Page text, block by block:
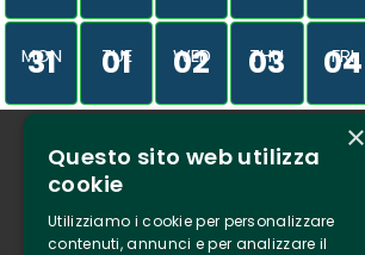
MON
31 TUE
01 WED
02 THU
03 FRI
04
Who we are
Tenuta Selvaggia
Contacts
×
Questo sito web utilizza
cookie
Utilizziamo i cookie per personalizzare
contenuti, annunci e per analizzare il